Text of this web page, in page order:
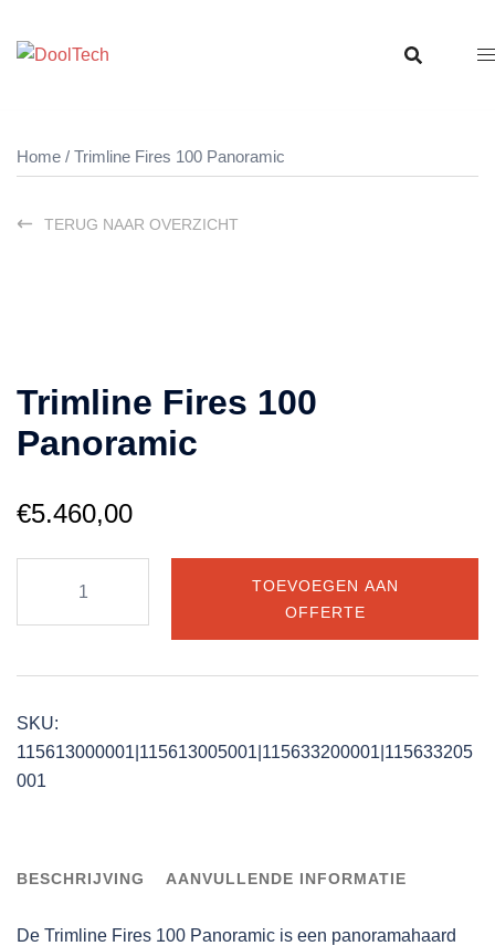
naar
Home / Trimline Fires 100 Panoramic
TERUG NAAR OVERZICHT
Trimline Fires 100
Panoramic
€5.460,00
100
TOEVOEGEN AAN
OFFERTE
SKU:
115613000001|115613005001|115633200001|115633205
001
BESCHRIJVING AANVULLENDE INFORMATIE
De Trimline Fires 100 Panoramic is een panoramahaard